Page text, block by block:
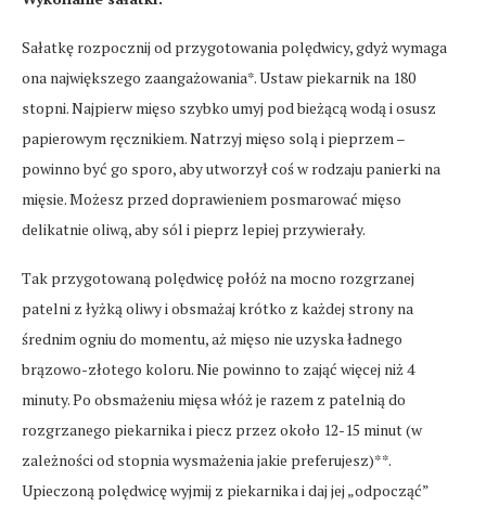
Sałatkę rozpocznij od przygotowania polędwicy, gdyż wymaga
ona największego zaangażowania*. Ustaw piekarnik na 180
stopni. Najpierw mięso szybko umyj pod bieżącą wodą i osusz
papierowym ręcznikiem. Natrzyj mięso solą i pieprzem –
powinno być go sporo, aby utworzył coś w rodzaju panierki na
mięsie. Możesz przed doprawieniem posmarować mięso
delikatnie oliwą, aby sól i pieprz lepiej przywierały.
Tak przygotowaną polędwicę połóż na mocno rozgrzanej
patelni z łyżką oliwy i obsmażaj krótko z każdej strony na
średnim ogniu do momentu, aż mięso nie uzyska ładnego
brązowo-złotego koloru. Nie powinno to zająć więcej niż 4
minuty. Po obsmażeniu mięsa włóż je razem z patelnią do
rozgrzanego piekarnika i piecz przez około 12-15 minut (w
zależności od stopnia wysmażenia jakie preferujesz)**.
Upieczoną polędwicę wyjmij z piekarnika i daj jej „odpocząć”